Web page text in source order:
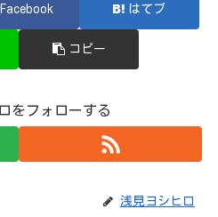
Facebook はてブ
コピー
をフォローする
浅見ヨシヒロ